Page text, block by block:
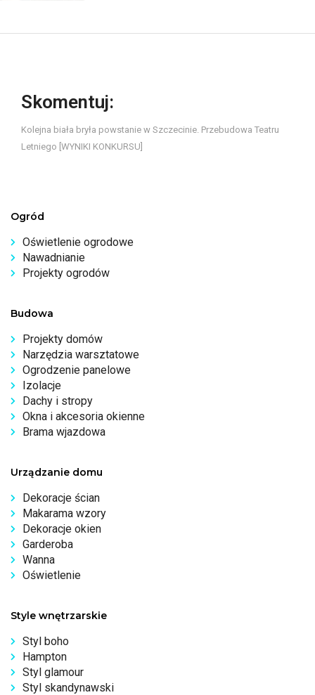
Skomentuj:
Kolejna biała bryła powstanie w Szczecinie. Przebudowa Teatru
Letniego [WYNIKI KONKURSU]
Ogród
Oświetlenie ogrodowe
Nawadnianie
Projekty ogrodów
Budowa
Projekty domów
Narzędzia warsztatowe
Ogrodzenie panelowe
Izolacje
Dachy i stropy
Okna i akcesoria okienne
Brama wjazdowa
Urządzanie domu
Dekoracje ścian
Makarama wzory
Dekoracje okien
Garderoba
Wanna
Oświetlenie
Style wnętrzarskie
Styl boho
Hampton
Styl glamour
Styl skandynawski